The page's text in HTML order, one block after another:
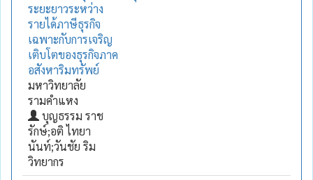
ระยะยาวระหว่าง
รายได้ภาษีธุรกิจ
เฉพาะกับการเจริญ
เติบโตของธุรกิจภาค
อสังหาริมทรัพย์
มหาวิทยาลัย
รามคำแหง
บุญธรรม ราช
รักษ์;อติ ไทยา
นันท์;วันชัย ริม
วิทยากร